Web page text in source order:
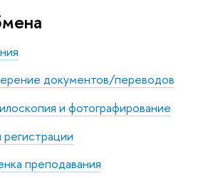
документов/переводов
и фотографирование
преподавания